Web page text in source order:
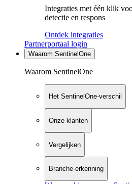
Integraties met één klik
detectie en respons
Ontdek integraties
Partnerportaal login
Waarom SentinelOne
Waarom SentinelOne
Het SentinelOne-verschil
Onze klanten
Vergelijken
Branche-erkenning